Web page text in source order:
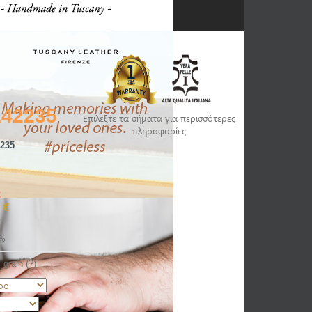
€
grain (?)
Επιλέξτε τα σήματα για περισσότερες
πληροφορίες